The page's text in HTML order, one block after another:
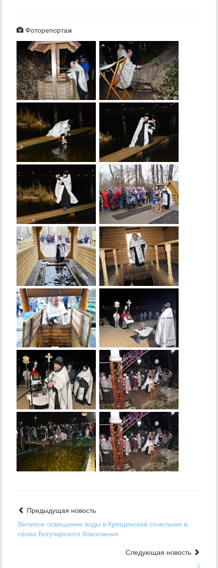
Фоторепортаж
Предыдущая новость
Великое освящение воды в Крещенский сочельник в
сёлах Богучарского благочиния
Следующая новость